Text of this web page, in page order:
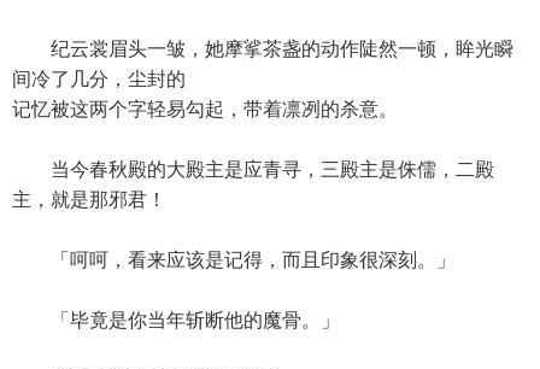
纪云裳眉头一皱，她摩挲茶盏的动作陡然一顿，眸光瞬
间冷了几分，尘封的
记忆被这两个字轻易勾起，带着凛冽的杀意。
当今春秋殿的大殿主是应青寻，三殿主是侏儒，二殿
主，就是那邪君！
「呵呵，看来应该是记得，而且印象很深刻。」
「毕竟是你当年斩断他的魔骨。」